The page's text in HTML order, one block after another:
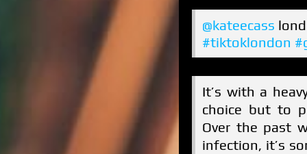
@kateecass
#tiktoklondon
It’s with a
choice but to
Over the past
infection, it’s